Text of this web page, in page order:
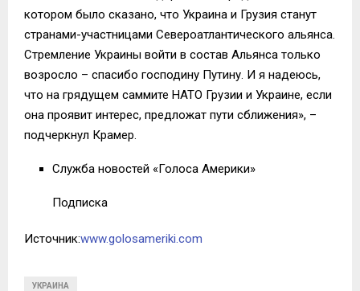
котором было сказано, что Украина и Грузия станут
странами-участницами Североатлантического альянса.
Стремление Украины войти в состав Альянса только
возросло – спасибо господину Путину. И я надеюсь,
что на грядущем саммите НАТО Грузии и Украине, если
она проявит интерес, предложат пути сближения», –
подчеркнул Крамер.
Служба новостей «Голоса Америки»
Подписка
Источник:www.golosameriki.com
УКРАИНА